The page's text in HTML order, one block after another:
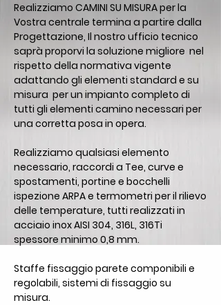
Realizziamo CAMINI SU MISURA per la
Vostra centrale termina a partire dalla
Progettazione, Il nostro ufficio tecnico
saprà proporvi la soluzione migliore nel
rispetto della normativa vigente
adattando gli elementi standard e su
misura per un impianto completo di
tutti gli elementi camino necessari per
una corretta posa in opera.
Realizziamo qualsiasi elemento
necessario, raccordi a Tee, curve e
spostamenti, portine e bocchelli
ispezione ARPA e termometri per il rilievo
delle temperature, tutti realizzati in
acciaio inox AISI 304, 316L, 316Ti
spessore minimo 0,8 mm.
Staffe fissaggio parete componibili e
regolabili, sistemi di fissaggio su
misura.